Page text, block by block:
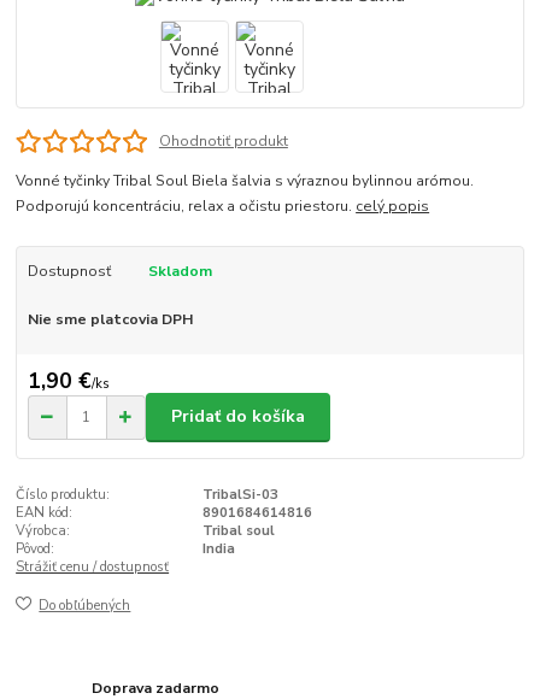
Ohodnotiť produkt
Vonné tyčinky Tribal Soul Biela šalvia s výraznou bylinnou arómou.
Podporujú koncentráciu, relax a očistu priestoru. celý popis
Dostupnosť Skladom
Nie sme platcovia DPH
1,90 €/ks
Pridať do košíka
Číslo produktu:
TribalSi-03
EAN kód:
8901684614816
Výrobca:
Tribal soul
Pôvod:
India
Strážiť cenu / dostupnosť
Do obľúbených
Doprava zadarmo